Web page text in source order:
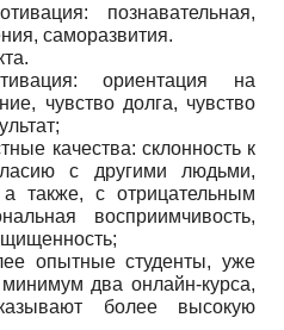
познавательная,
саморазвития.
ориентация на
чувство долга, чувство
качества: склонность к
с другими людьми,
а также, с отрицательным
восприимчивость,
опытные студенты, уже
два онлайн-курса,
более высокую